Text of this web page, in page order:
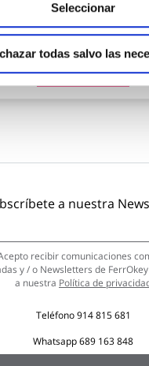
Seleccionar
todas salvo las
25,40 €
Añadir al carrito
a nuestra
recibir comunicaciones
y / o Newsletters de
a nuestra Política de
Teléfono914 815 681
Whatsapp689 163 848